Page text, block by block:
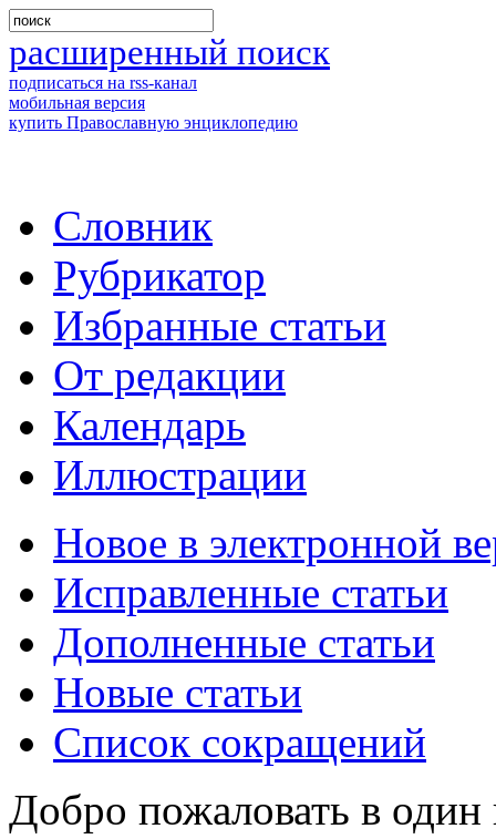
расширенный поиск
подписаться на rss-канал
мобильная версия
купить Православную энциклопедию
Словник
Рубрикатор
Избранные статьи
От редакции
Календарь
Иллюстрации
Новое в электронной
Исправленные статьи
Дополненные статьи
Новые статьи
Список сокращений
Добро пожаловать в